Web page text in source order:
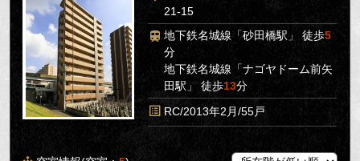
21-15
地下鉄名城線「砂田橋駅」 徒歩5
分
地下鉄名城線「ナゴヤドーム前矢
田駅」 徒歩13分
RC/2013年2月/55戸